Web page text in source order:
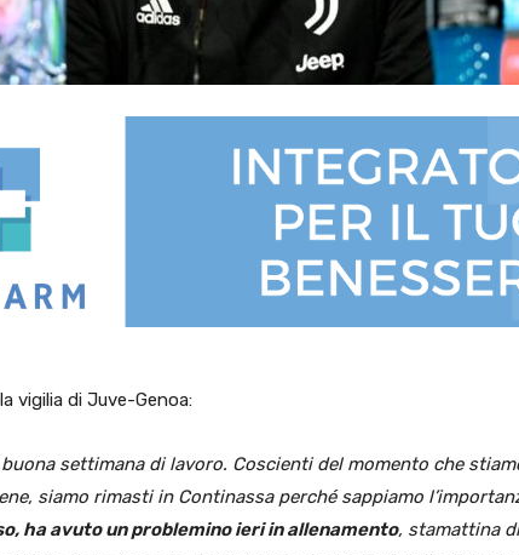
vigilia di Juve-Genoa:
settimana di lavoro. Coscienti del momento che
siamo rimasti in Continassa perché sappiamo
ha avuto un problemino ieri in allenamento, stamattina